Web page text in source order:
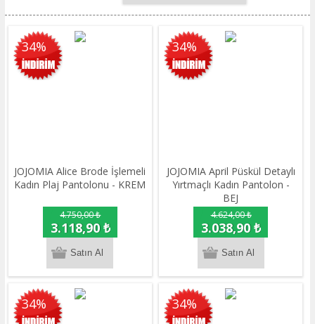
34%
JOJOMIA Alice Brode İşlemeli
Kadın Plaj Pantolonu - KREM
4.750,00 ₺
3.118,90 ₺
34%
JOJOMIA April Püskül Detaylı
Yırtmaçlı Kadın Pantolon -
BEJ
4.624,00 ₺
3.038,90 ₺
34% 34%